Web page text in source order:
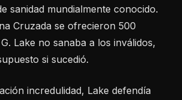
sanidad mundialmente conocido.
Cruzada se ofrecieron 500
Lake no sanaba a los inválidos,
si sucedió.
incredulidad, Lake defendía